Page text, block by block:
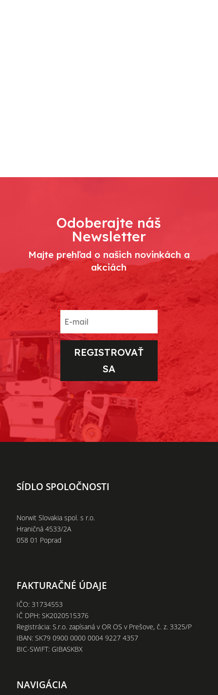
Odoberajte náš
Newsletter
Majte prehľad o našich novinkách a
akciách
REGISTROVAŤ
SA
SÍDLO SPOLOČNOSTI
Norwit Slovakia spol. s r.o.
Hraničná 4533/2A
058 01 Poprad
FAKTURAČNÉ ÚDAJE
IČO: 31734553
IČ DPH: SK2020515376
Registrácia: S.r.o. zapísaná v OR OS v Prešove, č. z. 3325/P
IBAN: SK79 0900 0000 0004 9227 4357
BIC-SWIFT: GIBASKBX
NAVIGÁCIA